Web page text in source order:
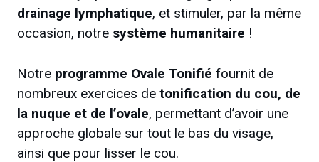
drainage lymphatique, et stimuler, par la même
occasion, notre système humanitaire !
Notre programme Ovale Tonifié fournit de
nombreux exercices de tonification du cou, de
la nuque et de l’ovale, permettant d’avoir une
approche globale sur tout le bas du visage,
ainsi que pour lisser le cou.